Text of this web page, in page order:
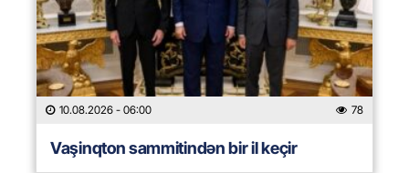
10.08.2026 - 06:00 78
Vaşinqton sammitindən bir il keçir